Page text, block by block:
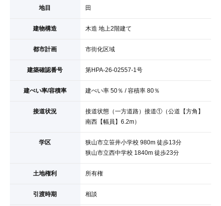
地目 田
建物構造 木造 地上2階建て
都市計画 市街化区域
建築確認番号 第HPA-26-02557-1号
建ぺい率/容積率 建ぺい率 50％ / 容積率 80％
接道状況
接道状態（一方道路）接道①（公道【方角】
南西【幅員】6.2m）
学区
狭山市立笹井小学校 980m 徒歩13分
狭山市立西中学校 1840m 徒歩23分
土地権利 所有権
引渡時期 相談